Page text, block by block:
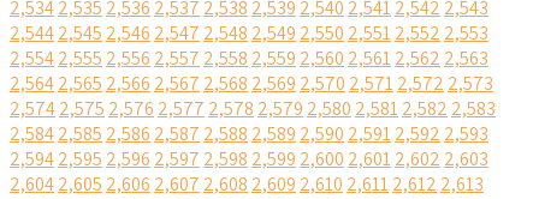
2,5342,535 2,536 2,537 2,538 2,539 2,540 2,5412,542 2,543
2,5442,545 2,546 2,547 2,548 2,549 2,550 2,5512,552 2,553
2,5542,555 2,556 2,557 2,558 2,559 2,560 2,5612,562 2,563
2,5642,565 2,566 2,567 2,568 2,569 2,570 2,5712,572 2,573
2,5742,575 2,576 2,577 2,578 2,579 2,580 2,5812,582 2,583
2,5842,585 2,586 2,587 2,588 2,589 2,590 2,5912,592 2,593
2,5942,595 2,596 2,597 2,598 2,599 2,600 2,6012,602 2,603
2,6042,605 2,606 2,607 2,608 2,609 2,610 2,6112,612 2,613